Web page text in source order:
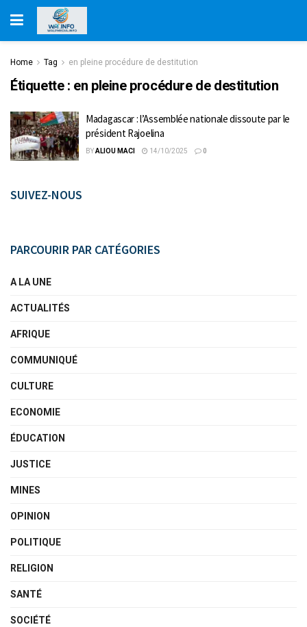
Home Tag en pleine procédure de destitution
Étiquette : en pleine procédure de destitution
Madagascar : l’Assemblée nationale dissoute par le
président Rajoelina
BYALIOU MACI 14/10/2025 0
SUIVEZ-NOUS
PARCOURIR PAR CATÉGORIES
A LA UNE
ACTUALITÉS
AFRIQUE
COMMUNIQUÉ
CULTURE
ECONOMIE
ÉDUCATION
JUSTICE
MINES
OPINION
POLITIQUE
RELIGION
SANTÉ
SOCIÉTÉ